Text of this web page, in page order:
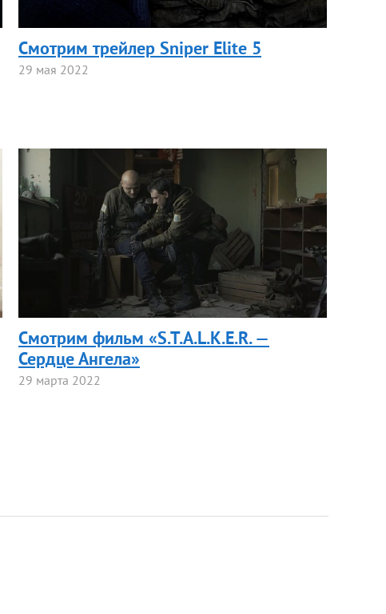
Смотрим трейлер Sniper Elite 5
29 мая 2022
Смотрим фильм «S.T.A.L.K.E.R. —
Сердце Ангела»
29 марта 2022